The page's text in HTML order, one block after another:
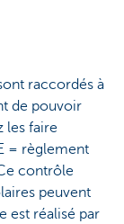
raccordés à
de pouvoir
les faire
= règlement
contrôle
peuvent
est réalisé par